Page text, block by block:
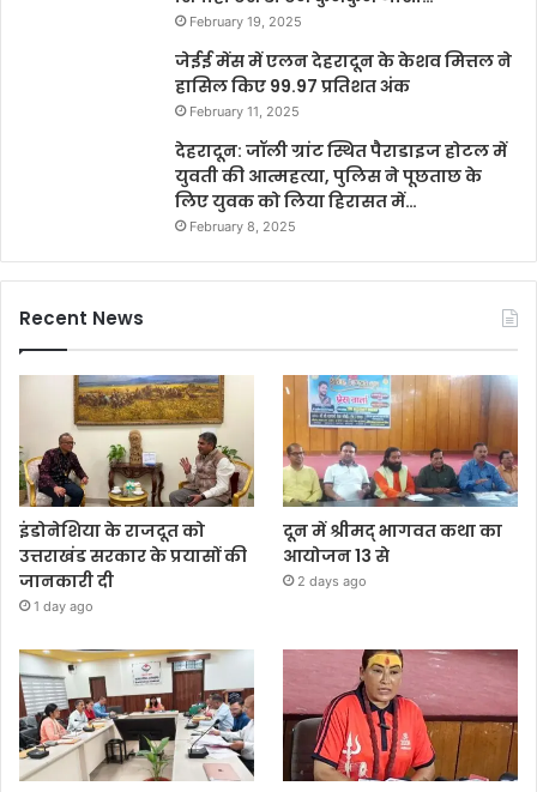
February 19, 2025
जेईई मेंस में एलन देहरादून के केशव मित्तल ने
हासिल किए 99.97 प्रतिशत अंक
February 11, 2025
देहरादून: जॉली ग्रांट स्थित पैराडाइज होटल में
युवती की आत्महत्या, पुलिस ने पूछताछ के
लिए युवक को लिया हिरासत में…
February 8, 2025
Recent News
इंडोनेशिया के राजदूत को
उत्तराखंड सरकार के प्रयासों की
जानकारी दी
1 day ago
दून में श्रीमद् भागवत कथा का
आयोजन 13 से
2 days ago